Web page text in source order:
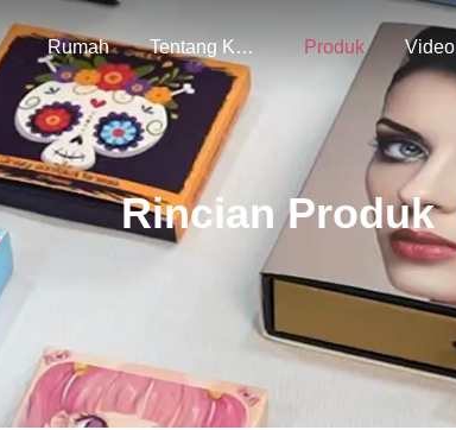
Rumah Tentang Kami Produk Video
Rincian Produk